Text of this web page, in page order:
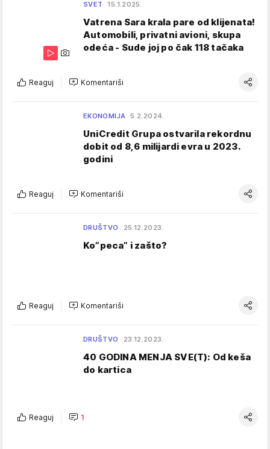
SVET 15.1.2025.
Vatrena Sara krala pare od klijenata!
Automobili, privatni avioni, skupa
odeća - Sude joj po čak 118 tačaka
Reaguj Komentariši
EKONOMIJA 5.2.2024.
UniCredit Grupa ostvarila rekordnu
dobit od 8,6 milijardi evra u 2023.
godini
Reaguj Komentariši
DRUŠTVO 25.12.2023.
Ko”peca” i zašto?
Reaguj Komentariši
DRUŠTVO 23.12.2023.
40 GODINA MENJA SVE(T): Od keša
do kartica
Reaguj 1